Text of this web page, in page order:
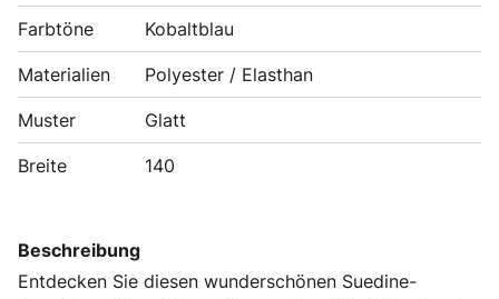
Farbtöne Kobaltblau
Materialien Polyester / Elasthan
Muster Glatt
Breite 140
Beschreibung
Entdecken Sie diesen wunderschönen Suedine-